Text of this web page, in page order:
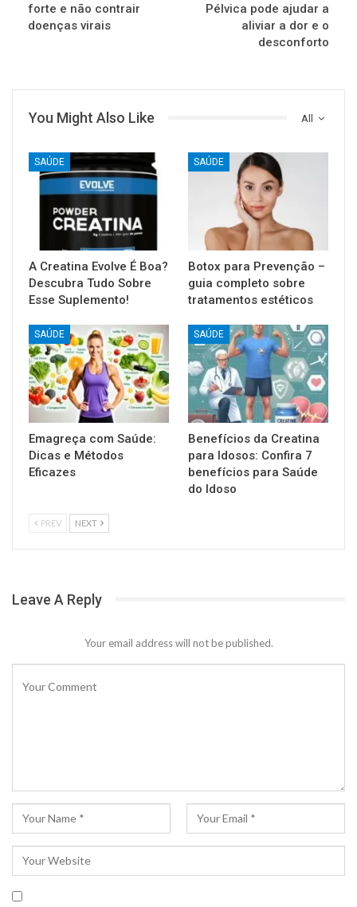
forte e não contrair
doenças virais
Pélvica pode ajudar a
aliviar a dor e o
desconforto
All
You Might Also Like
SAÚDE
A Creatina Evolve É Boa?
Descubra Tudo Sobre
Esse Suplemento!
SAÚDE
Botox para Prevenção –
guia completo sobre
tratamentos estéticos
SAÚDE
Emagreça com Saúde:
Dicas e Métodos
Eficazes
SAÚDE
Benefícios da Creatina
para Idosos: Confira 7
benefícios para Saúde
do Idoso
PREV NEXT
Leave A Reply
Your email address will not be published.